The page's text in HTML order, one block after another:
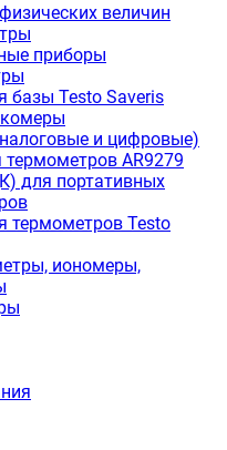
величин
приборы
базы Testo Saveris
и цифровые)
AR9279
для портативных
термометров Testo
иономеры,